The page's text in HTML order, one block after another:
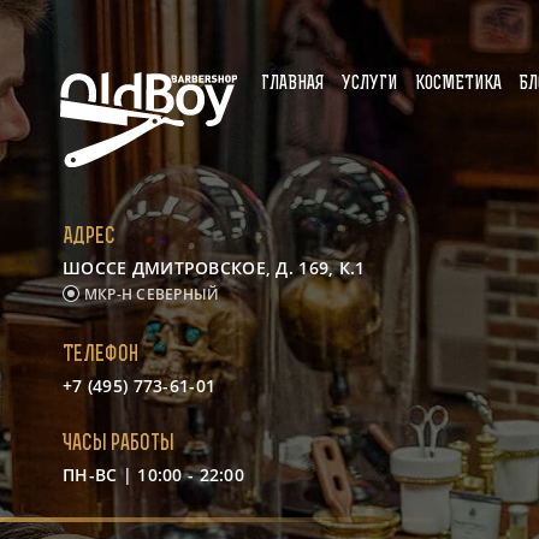
ГЛАВНАЯ УСЛУГИ КОСМЕТИКА
Адрес
ШОССЕ ДМИТРОВСКОЕ, Д. 169, К.1
МКР-Н СЕВЕРНЫЙ
Телефон
+7 (495) 773-61-01
Часы работы
ПН-ВС | 10:00 - 22:00